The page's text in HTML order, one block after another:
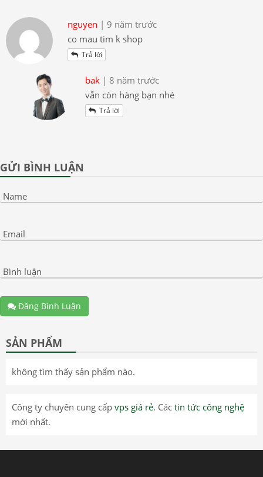
nguyen | 9 năm trước
co mau tim k shop
Trả lời
bak | 8 năm trước
vẫn còn hàng bạn nhé
Trả lời
GỬI BÌNH LUẬN
Name
Email
Bình luận
Đăng Bình Luận
SẢN PHẨM
không tìm thấy sản phẩm nào.
Công ty chuyên cung cấp vps giá rẻ. Các tin tức công nghệ
mới nhất.